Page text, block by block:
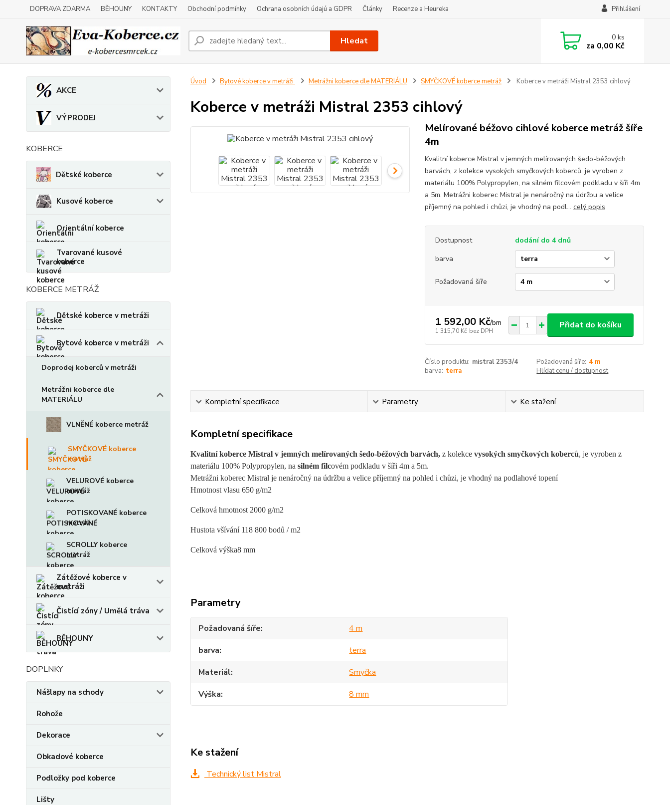
DOPRAVA ZDARMA BĚHOUNY KONTAKTY Obchodní podmínky Ochrana osobních údajú a GDPR Články Recenze a Heureka Přihlášení
Hledat 0ks
za 0,00 Kč
AKCE
VÝPRODEJ
KOBERCE
Dětské koberce
Kusové koberce
Orientální koberce
Tvarované kusové
koberce
KOBERCE METRÁŽ
Dětské koberce v metráži
Bytové koberce v metráži
Doprodej koberců v metráži
Metrážni koberce dle
MATERIÁLU
VLNĚNÉ koberce metráž
SMYČKOVÉ koberce
metráž
VELUROVÉ koberce
metráž
POTISKOVANÉ koberce
metráž
SCROLLY koberce
metráž
Zátěžové koberce v
metráži
Čistící zóny / Umělá tráva
BĚHOUNY
DOPLNKY
Nášlapy na schody
Rohože
Dekorace
Obkadové koberce
Podložky pod koberce
Lišty
Úvod Bytové koberce v metráži Metrážni koberce dle MATERIÁLU SMYČKOVÉ koberce metráž Koberce v metráži Mistral 2353 cihlový
Koberce v metráži Mistral 2353 cihlový
Melírované béžovo cihlové koberce metráž šíře
4m
Kvalitní koberce Mistral v jemných melírovaných šedo-béžových
barvách, z kolekce vysokých smyčkových koberců, je vyroben z
materiálu 100% Polypropylen, na silném filcovém podkladu v šíři 4m
a 5m. Metrážni koberec Mistral je nenáročný na údržbu a velice
příjemný na pohled i chůzi, je vhodný na podl... celý popis
Dostupnost
dodání do 4 dnů
barva
Požadovaná šíře
1 592,00 Kč/bm
1 315,70 Kč bez DPH
Přidat do košíku
Číslo produktu: mistral 2353/4 Požadovaná šíře: 4 m
barva: terra Hlídat cenu / dostupnost
Kompletní specifikace Parametry Ke stažení
Kompletní specifikace
Kvalitní koberce Mistral v jemných melírovaných šedo-béžových barvách, z kolekce vysokých smyčkových koberců, je vyroben z
materiálu 100% Polypropylen, na silném filcovém podkladu v šíři 4m a 5m.
Metrážni koberec Mistral je nenáročný na údržbu a velice příjemný na pohled i chůzi, je vhodný na podlahové topení
Hmotnost vlasu 650 g/m2
Celková hmotnost 2000 g/m2
Hustota všívání 118 800 bodů / m2
Celková výška8 mm
Parametry
Požadovaná šíře
4 m
barva
terra
Materiál
Smyčka
Výška
8 mm
Ke stažení
Technický list Mistral